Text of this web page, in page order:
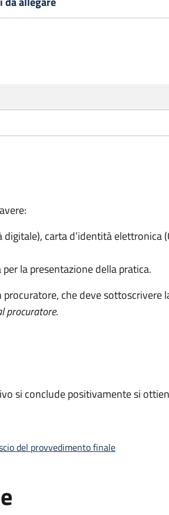
carta d’identità elettronica
la presentazione della pratica.
che deve sottoscrivere
procuratore.
si conclude positivamente si
del provvedimento finale